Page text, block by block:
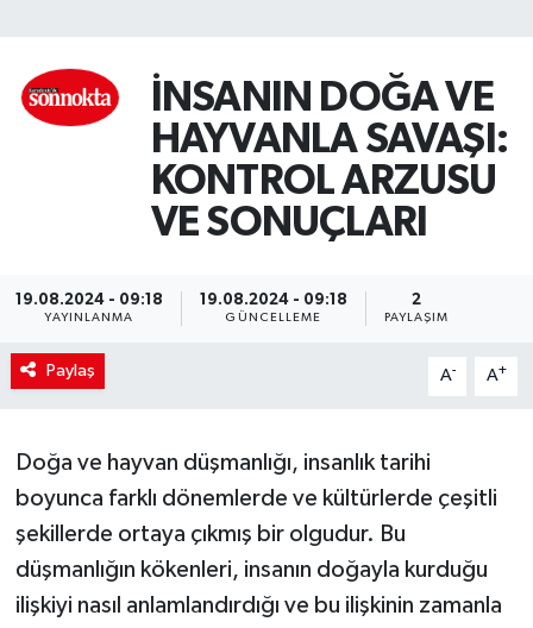
İNSANIN DOĞA VE
HAYVANLA SAVAŞI:
KONTROL ARZUSU
VE SONUÇLARI
19.08.2024 - 09:18
YAYINLANMA
19.08.2024 - 09:18
GÜNCELLEME
2
PAYLAŞIM
Paylaş A- A+
Doğa ve hayvan düşmanlığı, insanlık tarihi
boyunca farklı dönemlerde ve kültürlerde çeşitli
şekillerde ortaya çıkmış bir olgudur. Bu
düşmanlığın kökenleri, insanın doğayla kurduğu
ilişkiyi nasıl anlamlandırdığı ve bu ilişkinin zamanla
Teknoloji
TRABZON
TRABZONSPOR